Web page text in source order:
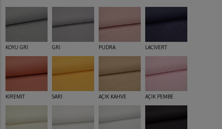
KOYU GRİ GRİ PUDRA LACİVERT
KİREMİT SARI AÇIK KAHVE AÇIK PEMBE